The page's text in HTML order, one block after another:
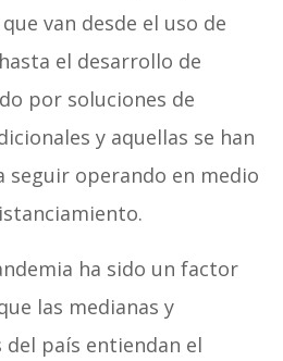
van desde el uso de
el desarrollo de
por soluciones de
y aquellas se han
seguir operando en medio
ha sido un factor
las medianas y
del país entiendan el